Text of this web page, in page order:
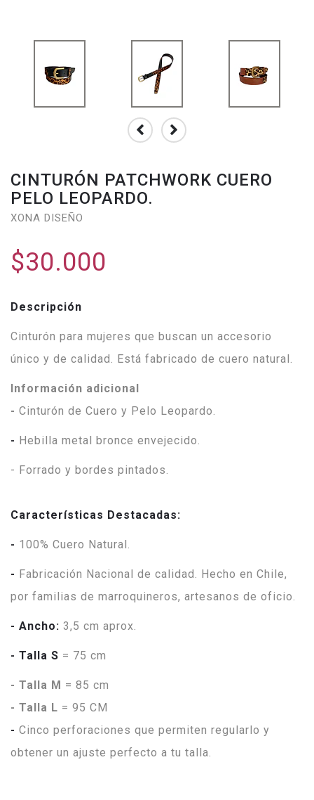
CINTURÓN PATCHWORK CUERO
PELO LEOPARDO.
XONA DISEÑO
$30.000
Descripción
Cinturón para mujeres que buscan un accesorio
único y de calidad. Está fabricado de cuero natural.
Información adicional
- Cinturón de Cuero y Pelo Leopardo.
- Hebilla metal bronce envejecido.
- Forrado y bordes pintados.
Características Destacadas:
- 100% Cuero Natural.
- Fabricación Nacional de calidad. Hecho en Chile,
por familias de marroquineros, artesanos de oficio.
- Ancho: 3,5 cm aprox.
- Talla S = 75 cm
- Talla M = 85 cm
- Talla L = 95 CM
- Cinco perforaciones que permiten regularlo y
obtener un ajuste perfecto a tu talla.